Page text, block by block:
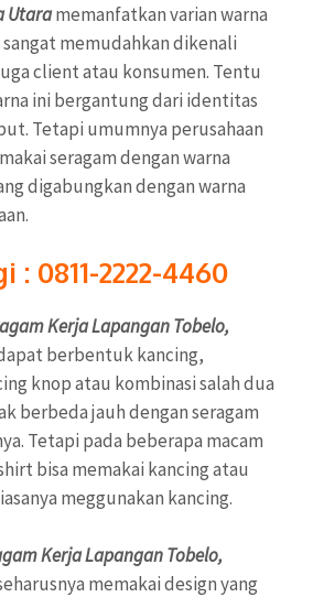
Utaramemanfatkan varian warna
memudahkan dikenali
client atau konsumen. Tentu
ini bergantung dari identitas
Tetapi umumnya perusahaan
seragam dengan warna
digabungkan dengan warna
: 0811-2222-4460
Kerja Lapangan Tobelo,
berbentuk kancing,
knop atau kombinasi salah dua
berbeda jauh dengan seragam
Tetapi pada beberapa macam
bisa memakai kancing atau
meggunakan kancing.
Kerja Lapangan Tobelo,
memakai design yang